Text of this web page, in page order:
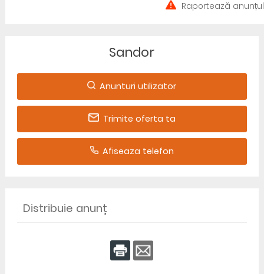
Raportează anunțul
Sandor
Anunturi utilizator
Trimite oferta ta
Afiseaza telefon
Distribuie anunț